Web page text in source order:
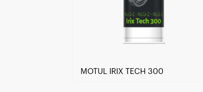
MOTUL IRIX TECH 300